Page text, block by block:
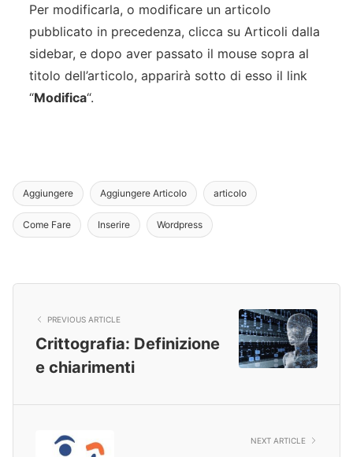
Per modificarla, o modificare un articolo
pubblicato in precedenza, clicca su Articoli dalla
sidebar, e dopo aver passato il mouse sopra al
titolo dell’articolo, apparirà sotto di esso il link
“Modifica“.
Aggiungere Aggiungere Articolo articolo
Come Fare Inserire Wordpress
PREVIOUS ARTICLE
Crittografia: Definizione
e chiarimenti
NEXT ARTICLE